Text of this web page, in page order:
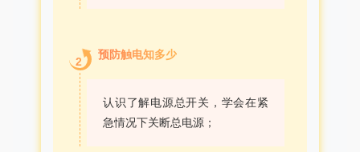
2
预防触电知多少
认识了解电源总开关，学会在紧
急情况下关断总电源；